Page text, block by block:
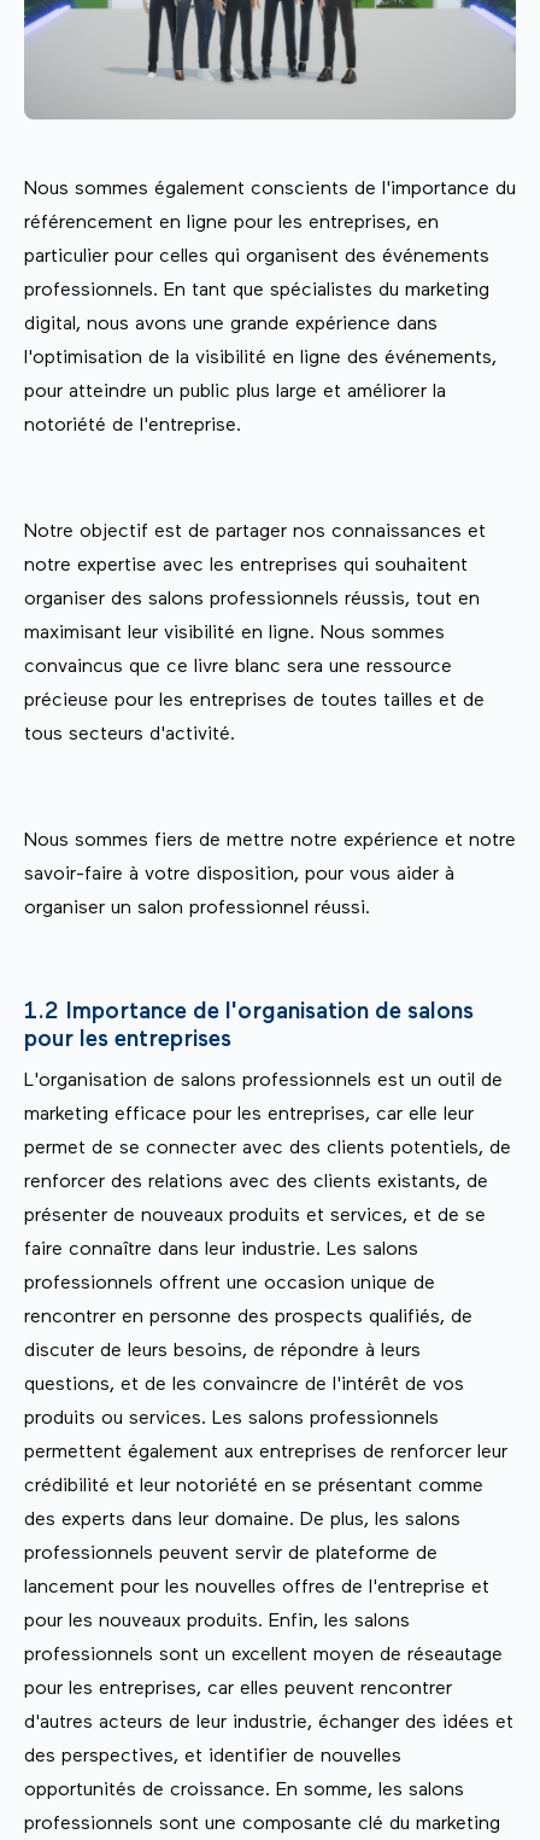
Nous sommes également conscients de l'importance du
référencement en ligne pour les entreprises, en
particulier pour celles qui organisent des événements
professionnels. En tant que spécialistes du marketing
digital, nous avons une grande expérience dans
l'optimisation de la visibilité en ligne des événements,
pour atteindre un public plus large et améliorer la
notoriété de l'entreprise.
Notre objectif est de partager nos connaissances et
notre expertise avec les entreprises qui souhaitent
organiser des salons professionnels réussis, tout en
maximisant leur visibilité en ligne. Nous sommes
convaincus que ce livre blanc sera une ressource
précieuse pour les entreprises de toutes tailles et de
tous secteurs d'activité.
Nous sommes fiers de mettre notre expérience et notre
savoir-faire à votre disposition, pour vous aider à
organiser un salon professionnel réussi.
1.2 Importance de l'organisation de salons
pour les entreprises
L'organisation de salons professionnels est un outil de
marketing efficace pour les entreprises, car elle leur
permet de se connecter avec des clients potentiels, de
renforcer des relations avec des clients existants, de
présenter de nouveaux produits et services, et de se
faire connaître dans leur industrie. Les salons
professionnels offrent une occasion unique de
rencontrer en personne des prospects qualifiés, de
discuter de leurs besoins, de répondre à leurs
questions, et de les convaincre de l'intérêt de vos
produits ou services. Les salons professionnels
permettent également aux entreprises de renforcer leur
crédibilité et leur notoriété en se présentant comme
des experts dans leur domaine. De plus, les salons
professionnels peuvent servir de plateforme de
lancement pour les nouvelles offres de l'entreprise et
pour les nouveaux produits. Enfin, les salons
professionnels sont un excellent moyen de réseautage
pour les entreprises, car elles peuvent rencontrer
d'autres acteurs de leur industrie, échanger des idées et
des perspectives, et identifier de nouvelles
opportunités de croissance. En somme, les salons
professionnels sont une composante clé du marketing